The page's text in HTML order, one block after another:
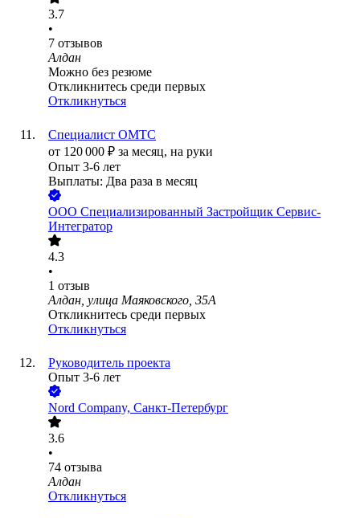
3.7
•
7 отзывов
Алдан
Можно без резюме
Откликнитесь среди первых
Откликнуться
Специалист ОМТС
от 120 000 ₽ за месяц, на руки
Опыт 3-6 лет
Выплаты: Два раза в месяц
ООО Специализированный Застройщик Сервис-
Интегратор
4.3
•
1 отзыв
Алдан, улица Маяковского, 35А
Откликнитесь среди первых
Откликнуться
Руководитель проекта
Опыт 3-6 лет
Nord Company, Санкт-Петербург
3.6
•
74 отзыва
Алдан
Откликнуться